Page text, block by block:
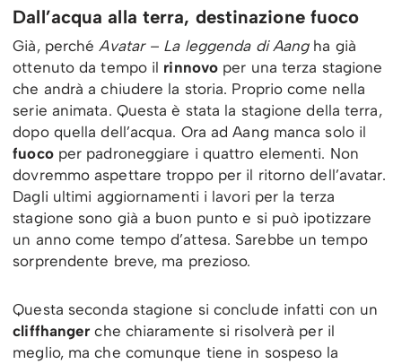
Dall’acqua alla terra, destinazione fuoco
Già, perchéAvatar – La leggenda di Aangha già
ottenuto da tempo il rinnovo per una terza stagione
che andrà a chiudere la storia. Proprio come nella
serie animata. Questa è stata la stagione della terra,
dopo quella dell’acqua. Ora ad Aang manca solo il
fuocoper padroneggiare i quattro elementi. Non
dovremmo aspettare troppo per il ritorno dell’avatar.
Dagli ultimi aggiornamenti i lavori per la terza
stagione sono già a buon punto e si può ipotizzare
un anno come tempo d’attesa. Sarebbe un tempo
sorprendente breve, ma prezioso.
Questa seconda stagione si conclude infatti con un
cliffhangerche chiaramente si risolverà per il
meglio, ma che comunque tiene in sospeso la